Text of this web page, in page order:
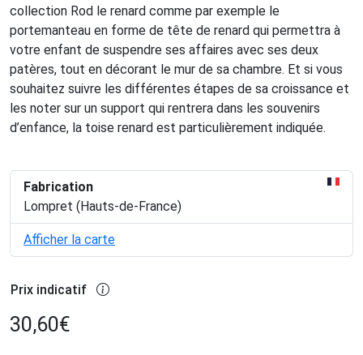
collection Rod le renard comme par exemple le
portemanteau en forme de tête de renard qui permettra à
votre enfant de suspendre ses affaires avec ses deux
patères, tout en décorant le mur de sa chambre. Et si vous
souhaitez suivre les différentes étapes de sa croissance et
les noter sur un support qui rentrera dans les souvenirs
d’enfance, la toise renard est particulièrement indiquée.
Fabrication
Lompret (Hauts-de-France)
Afficher la carte
Prix indicatif
30,60€